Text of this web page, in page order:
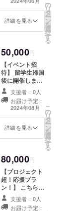
ざいます。
皆様のお力
ただけます
と幸いで
す。
提供させていた
だきます。
す！ リターンに
必要なコストが
かからないの
クトに使えま
す！ お礼のメー
ルはお送りさせ
ていただきまし
て、活動内容
や、SNSの更新
などありました
ら随時メールに
てお送りさせて
いただきます！
・送信期間：
2024年5月〜
信回数：上記期
間内に10回以上
※このリターンは
8,000円、
80,000円のリ
ターンと同一の
内容になりま
詳細を見る
の
リ
タ
ー
ン
を
選
択
す
る
50,000円
【イベント招
待】 留学生帰国
後に開催しま
す、活動報告イ
ベントにご招待
します ・日程：
2024年8月下旬
ごろを予定 ・場
所：東京都23区
内 ・支援者様の
ください。 ・ク
ラウドファン
ディング終了
後、会場など詳
細情報をメール
にてご案内しま
す。 参加をご希
支援者：0人
お届け予定：
2024年08月
詳細を見る
こ
の
リ
タ
ー
ン
を
選
択
す
る
80,000円
【プロジェクト
超！応援プラ
ン！】 こちらは
リターンを求め
ない人向けの支
支援者：0人
お届け予定：